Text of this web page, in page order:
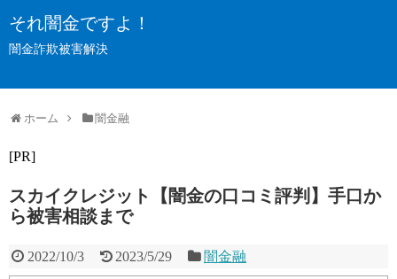
それ闇金ですよ！
闇金詐欺被害解決
ホーム 闇金融
[PR]
スカイクレジット【闇金の口コミ評判】手口か
ら被害相談まで
2022/10/3 2023/5/29 闇金融